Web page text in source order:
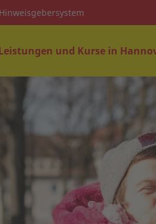
Hinweisgebersystem
und Kurse in